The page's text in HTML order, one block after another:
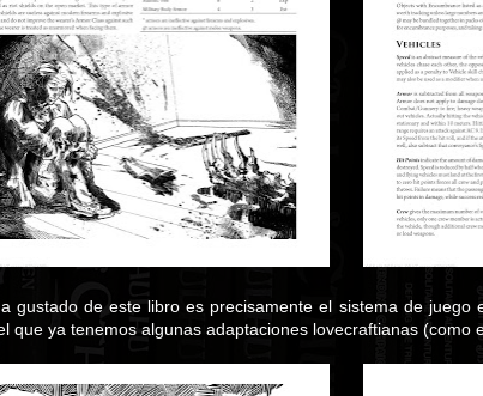
gustado de este libro es precisamente el sistema de juego
que ya tenemos algunas adaptaciones lovecraftianas (como